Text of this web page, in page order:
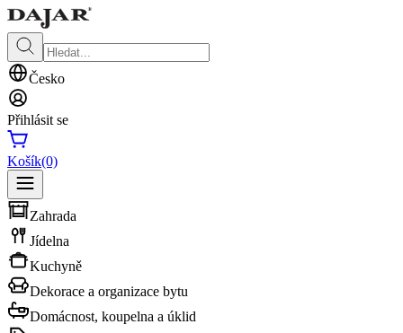
Česko
Přihlásit se
Košík(0)
Zahrada
Jídelna
Kuchyně
Dekorace a organizace bytu
Domácnost, koupelna a úklid